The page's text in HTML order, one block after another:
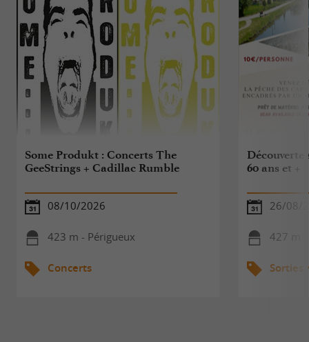
Some Produkt : Concerts The
GeeStrings + Cadillac Rumble
08/10/2026
423 m - Périgueux
Concerts
Découverte
60 ans et +
26/08/
427 m -
Sorties